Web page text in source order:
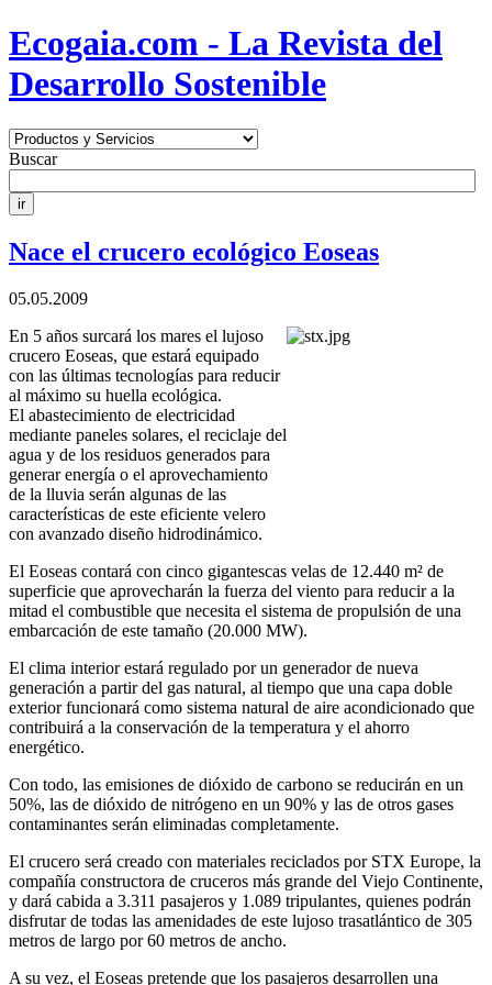
Ecogaia.com - La Revista del
Desarrollo Sostenible
Buscar
Nace el crucero ecológico Eoseas
05.05.2009
En 5 años surcará los mares el lujoso
crucero Eoseas, que estará equipado
con las últimas tecnologías para reducir
al máximo su huella ecológica.
El abastecimiento de electricidad
mediante paneles solares, el reciclaje del
agua y de los residuos generados para
generar energía o el aprovechamiento
de la lluvia serán algunas de las
características de este eficiente velero
con avanzado diseño hidrodinámico.
El Eoseas contará con cinco gigantescas velas de 12.440 m² de
superficie que aprovecharán la fuerza del viento para reducir a la
mitad el combustible que necesita el sistema de propulsión de una
embarcación de este tamaño (20.000 MW).
El clima interior estará regulado por un generador de nueva
generación a partir del gas natural, al tiempo que una capa doble
exterior funcionará como sistema natural de aire acondicionado que
contribuirá a la conservación de la temperatura y el ahorro
energético.
Con todo, las emisiones de dióxido de carbono se reducirán en un
50%, las de dióxido de nitrógeno en un 90% y las de otros gases
contaminantes serán eliminadas completamente.
El crucero será creado con materiales reciclados por STX Europe, la
compañía constructora de cruceros más grande del Viejo Continente,
y dará cabida a 3.311 pasajeros y 1.089 tripulantes, quienes podrán
disfrutar de todas las amenidades de este lujoso trasatlántico de 305
metros de largo por 60 metros de ancho.
A su vez, el Eoseas pretende que los pasajeros desarrollen una